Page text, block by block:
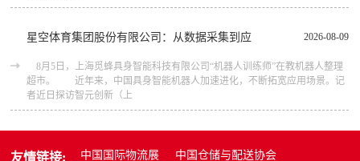
2026-08-09
星空体育集团股份有限公司：从数据采集到应
8月5日，上海觅蜂具身智能科技有限公司“机器人训练师”在教机器人整理
超市。 近年来，中国具身智能机器人加速进化，不断拓宽应用场景。记
者近日探访智元创新（上
友情链接: 中国国际物流展 中国仓储与配送协会